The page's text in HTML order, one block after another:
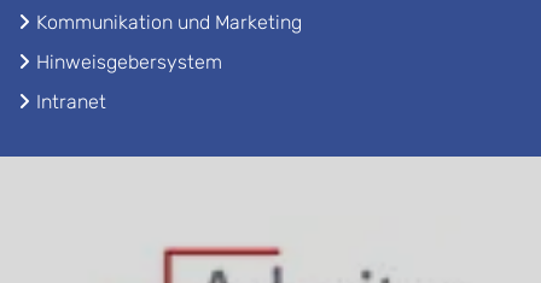
Kommunikation und Marketing
Hinweisgebersystem
Intranet